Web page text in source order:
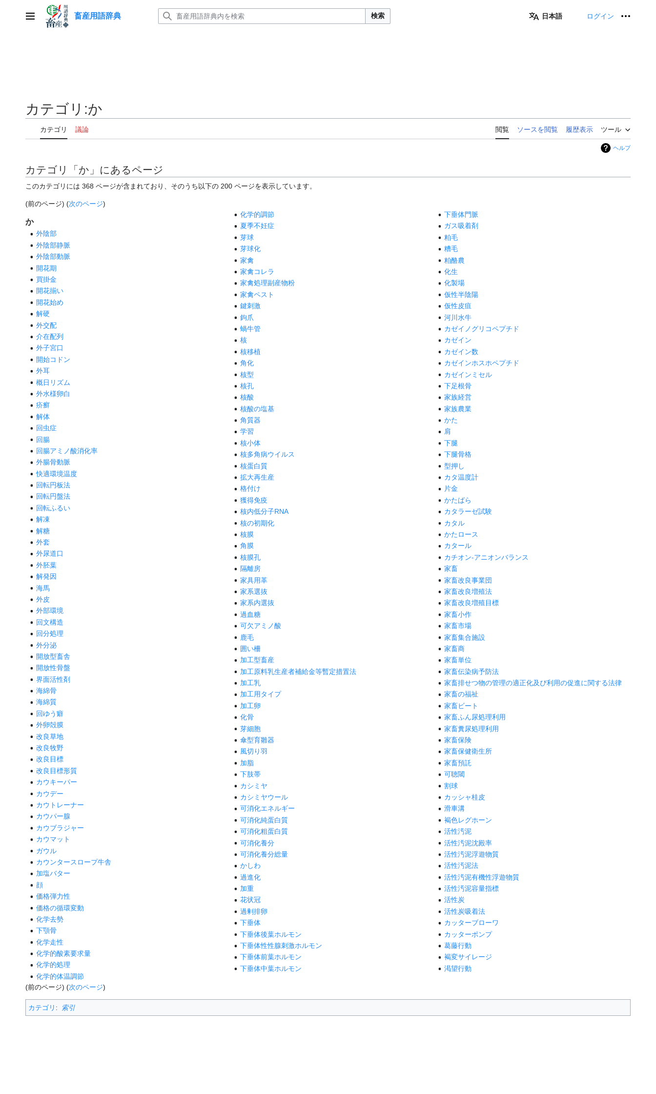
メインメニュー
畜産用語辞典 検索 日本語 ログイン
カテゴリ :か
カテゴリ 議論 閲覧 ソースを閲覧 履歴表示 ツール
ヘルプ
カテゴリ「か」にあるページ
このカテゴリには 368 ページが含まれており、そのうち以下の 200 ページを表示しています。
(前のページ) (次のページ)
か
外陰部
外陰部静脈
外陰部動脈
開花期
買掛金
開花揃い
開花始め
解硬
外交配
介在配列
外子宮口
開始コドン
外耳
概日リズム
外水様卵白
疥癬
解体
回虫症
回腸
回腸アミノ酸消化率
外腸骨動脈
快適環境温度
回転円板法
回転円盤法
回転ふるい
解凍
解糖
外套
外尿道口
外胚葉
解発因
海馬
外皮
外部環境
回文構造
回分処理
外分泌
開放型畜舎
開放性骨盤
界面活性剤
海綿骨
海綿質
回ゆう癖
外卵殻膜
改良草地
改良牧野
改良目標
改良目標形質
カウキーパー
カウデー
カウトレーナー
カウパー腺
カウブラジャー
カウマット
ガウル
カウンタースロープ牛舎
加塩バター
顔
価格弾力性
価格の循環変動
化学去勢
下顎骨
化学走性
化学的酸素要求量
化学的処理
化学的体温調節
化学的調節
夏季不妊症
芽球
芽球化
家禽
家禽コレラ
家禽処理副産物粉
家禽ペスト
鍵刺激
鉤爪
蝸牛管
核
核移植
角化
核型
核孔
核酸
核酸の塩基
角質器
学習
核小体
核多角病ウイルス
核蛋白質
拡大再生産
格付け
獲得免疫
核内低分子RNA
核の初期化
核膜
角膜
核膜孔
隔離房
家具用革
家系選抜
家系内選抜
過血糖
可欠アミノ酸
鹿毛
囲い柵
加工型畜産
加工原料乳生産者補給金等暫定措置法
加工乳
加工用タイプ
加工卵
化骨
芽細胞
傘型育雛器
風切り羽
加脂
下肢帯
カシミヤ
カシミヤウール
可消化エネルギー
可消化純蛋白質
可消化粗蛋白質
可消化養分
可消化養分総量
かしわ
過進化
加重
花状冠
過剰排卵
下垂体
下垂体後葉ホルモン
下垂体性性腺刺激ホルモン
下垂体前葉ホルモン
下垂体中葉ホルモン
下垂体門脈
ガス吸着剤
粕毛
糟毛
粕酪農
化生
化製場
仮性半陰陽
仮性皮疽
河川水牛
カゼイノグリコペプチド
カゼイン
カゼイン数
カゼインホスホペプチド
カゼインミセル
下足根骨
家族経営
家族農業
かた
肩
下腿
下腿骨格
型押し
カタ温度計
片金
かたばら
カタラーゼ試験
カタル
かたロース
カタール
カチオン-アニオンバランス
家畜
家畜改良事業団
家畜改良増殖法
家畜改良増殖目標
家畜小作
家畜市場
家畜集合施設
家畜商
家畜単位
家畜伝染病予防法
家畜排せつ物の管理の適正化及び利用の促進に関する法律
家畜の福祉
家畜ビート
家畜ふん尿処理利用
家畜糞尿処理利用
家畜保険
家畜保健衛生所
家畜預託
可聴閾
割球
カッシャ桂皮
滑車溝
褐色レグホーン
活性汚泥
活性汚泥沈殿率
活性汚泥浮遊物質
活性汚泥法
活性汚泥有機性浮遊物質
活性汚泥容量指標
活性炭
活性炭吸着法
カッターブローワ
カッターポンプ
葛藤行動
褐変サイレージ
渇望行動
(前のページ) (次のページ)
カテゴリ : 索引